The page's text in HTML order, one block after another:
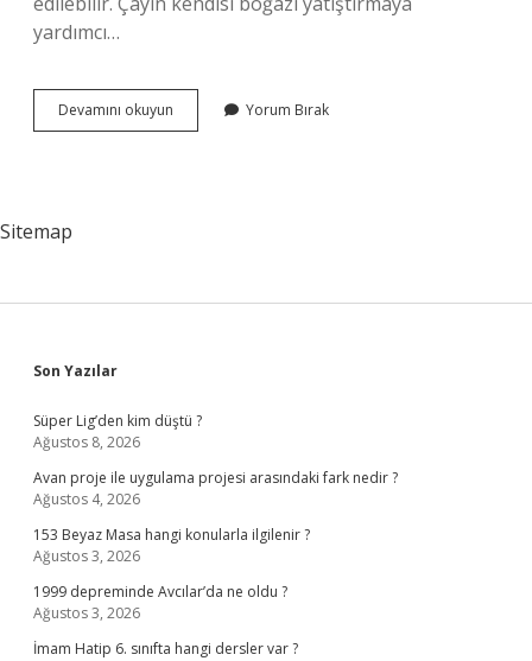
yardımcı…
Devamını okuyun
Su
Yorum Bırak
Sitemap
Sidebar
Son Yazılar
Süper Lig’den kim düştü ?
Ağustos 8, 2026
Avan proje ile uygulama projesi arasındaki fark nedir ?
Ağustos 4, 2026
153 Beyaz Masa hangi konularla ilgilenir ?
Ağustos 3, 2026
1999 depreminde Avcılar’da ne oldu ?
Ağustos 3, 2026
İmam Hatip 6. sınıfta hangi dersler var ?